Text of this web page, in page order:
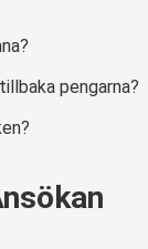
pengarna?